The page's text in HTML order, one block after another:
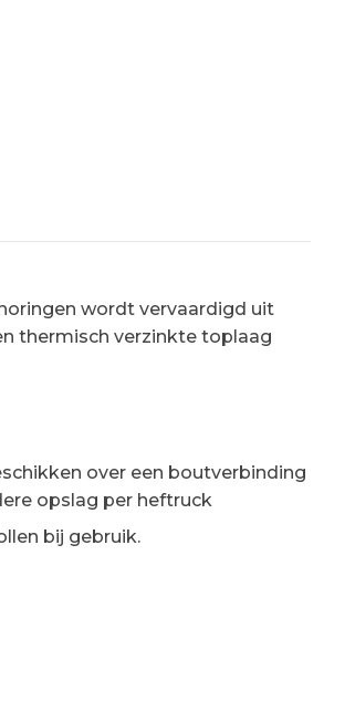
wordt vervaardigd uit
thermisch verzinkte toplaag
over een boutverbinding
opslag per heftruck
bij gebruik.